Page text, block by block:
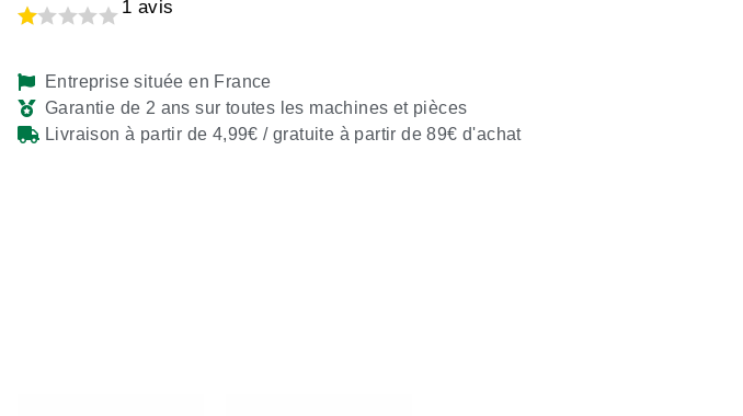
1 avis
Entreprise située en France
Garantie de 2 ans sur toutes les machines et pièces
Livraison à partir de 4,99€ / gratuite à partir de 89€ d'achat